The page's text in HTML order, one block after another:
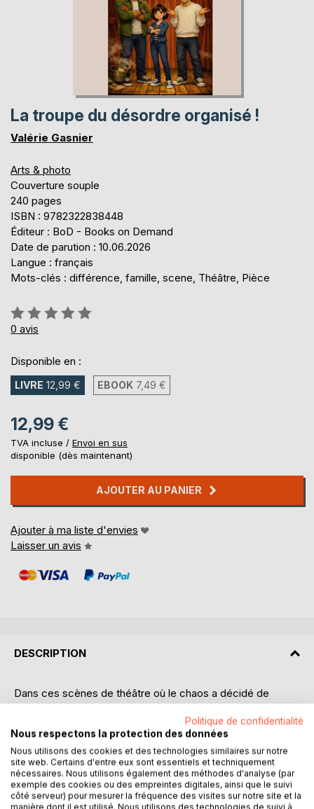
La troupe du désordre organisé !
Valérie Gasnier
Arts & photo
Couverture souple
240 pages
ISBN : 9782322838448
Éditeur : BoD - Books on Demand
Date de parution : 10.06.2026
Langue : français
Mots-clés : différence, famille, scene, Théâtre, Pièce
Évaluation:
0%
0 avis
Disponible en :
LIVRE 12,99 € EBOOK 7,49 €
12,99 €
TVA incluse / Envoi en sus
disponible (dès maintenant)
AJOUTER AU PANIER
Ajouter à ma liste d'envies
Laisser un avis
DESCRIPTION
Dans ces scènes de théâtre où le chaos a décidé de
prendre un abonnement longue durée, trois âmes avancent
ensemble. Il y a Alix, la petite soeur, bombe à retardement
dont chaque idée commence par "j'ai une idée" et finit en
catastrophe nationale... Toujours prête à exploser de rire,
de rire ou d'indignation en moins de trois secondes, elle a
en parallèle une sensibilité qui surgit sans prévenir et qui
désarme tout le monde.
Politique de confidentialité
Nous respectons la protection des données
Nous utilisons des cookies et des technologies similaires sur notre
site web. Certains d'entre eux sont essentiels et techniquement
nécessaires. Nous utilisons également des méthodes d'analyse (par
exemple des cookies ou des empreintes digitales, ainsi que le suivi
côté serveur) pour mesurer la fréquence des visites sur notre site et la
manière dont il est utilisé. Nous utilisons des technologies de suivi à